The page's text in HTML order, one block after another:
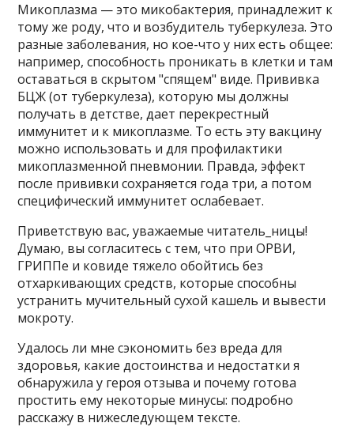
Микоплазма — это микобактерия, принадлежит к
тому же роду, что и возбудитель туберкулеза. Это
разные заболевания, но кое-что у них есть общее:
например, способность проникать в клетки и там
оставаться в скрытом "спящем" виде. Прививка
БЦЖ (от туберкулеза), которую мы должны
получать в детстве, дает перекрестный
иммунитет и к микоплазме. То есть эту вакцину
можно использовать и для профилактики
микоплазменной пневмонии. Правда, эффект
после прививки сохраняется года три, а потом
специфический иммунитет ослабевает.
Приветствую вас, уважаемые читатель_ницы!
Думаю, вы согласитесь с тем, что при ОРВИ,
ГРИППе и ковиде тяжело обойтись без
отхаркивающих средств, которые способны
устранить мучительный сухой кашель и вывести
мокроту.
Удалось ли мне сэкономить без вреда для
здоровья, какие достоинства и недостатки я
обнаружила у героя отзыва и почему готова
простить ему некоторые минусы: подробно
расскажу в нижеследующем тексте.